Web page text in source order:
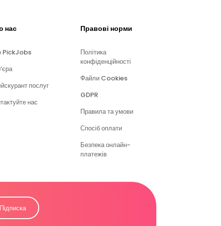
нас
PickJobs
послуг
нас
Правові норми
Політика
конфіденційності
Файли Cookies
GDPR
Правила та умови
Спосіб оплати
Безпека онлайн-
платежів
Підписка